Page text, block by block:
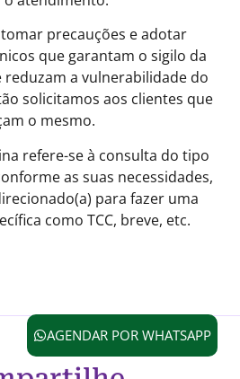
precauções e adotar
que garantam o sigilo da
reduzam a vulnerabilidade do
solicitamos aos clientes que
o mesmo.
refere-se à consulta do tipo
as suas necessidades,
para fazer uma
como TCC, breve, etc.
AGENDAR POR WHATSAPP